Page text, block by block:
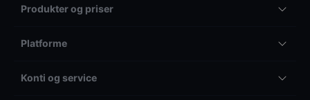
Produkter og priser
Platforme
Konti og service